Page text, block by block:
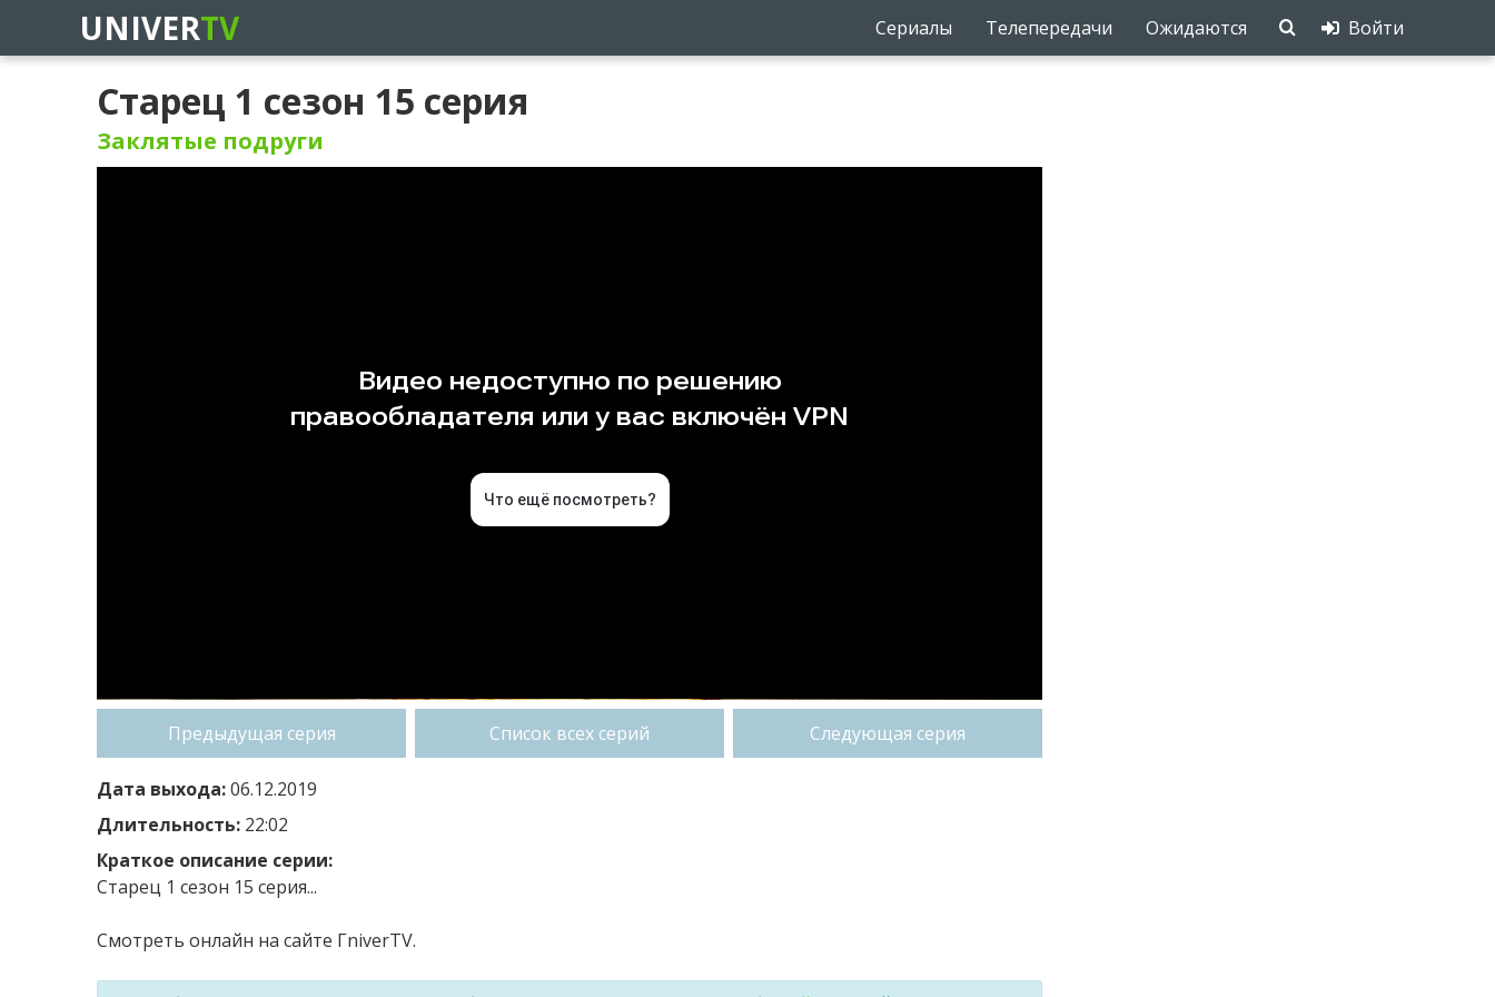
UNIVERTV Сериалы Телепередачи Ожидаются Войти
Старец 1 сезон 15 серия
Заклятые подруги
Предыдущая серия Список всех серий Следующая серия
Дата выхода:06.12.2019
Длительность: 22:02
Краткое описание серии:
Старец 1 сезон 15 серия...
Смотреть онлайн на сайте ГniverTV.